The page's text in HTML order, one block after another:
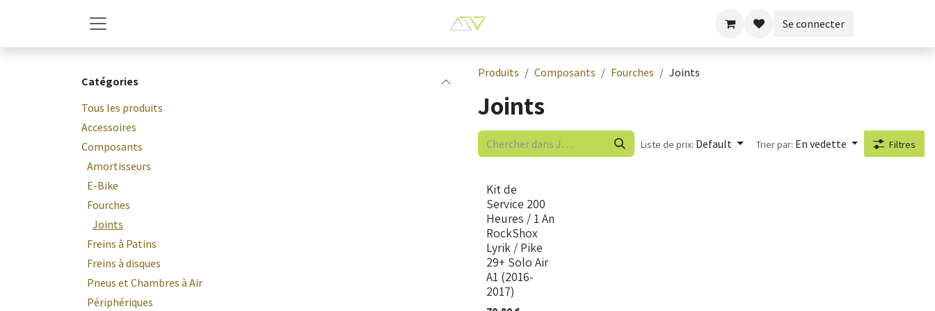
Se connecter
Catégories
Tous les produits
Accessoires
Composants
Amortisseurs
E-Bike
Fourches
Joints
Freins à Patins
Freins à disques
Pneus et Chambres à Air
Périphériques
Produits Composants Fourches Joints
Joints
Liste de prix: Default Trier par: En vedette Filtres
Nouveau !
Kit de
Service 200
Heures / 1 An
RockShox
Lyrik / Pike
29+ Solo Air
A1 (2016-
2017)